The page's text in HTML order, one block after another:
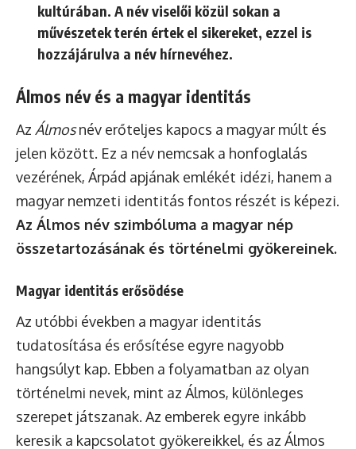
kultúrában. A név viselői közül sokan a
művészetek terén értek el sikereket, ezzel is
hozzájárulva a név hírnevéhez.
Álmos név és a magyar identitás
Az Álmosnév erőteljes kapocs a magyar múlt és
jelen között. Ez a név nemcsak a honfoglalás
vezérének, Árpád apjának emlékét idézi, hanem a
magyar nemzeti identitás fontos részét is képezi.
Az Álmos név szimbóluma a magyar nép
összetartozásának és történelmi gyökereinek.
Magyar identitás erősödése
Az utóbbi években a magyar identitás
tudatosítása és erősítése egyre nagyobb
hangsúlyt kap. Ebben a folyamatban az olyan
történelmi nevek, mint az Álmos, különleges
szerepet játszanak. Az emberek egyre inkább
keresik a kapcsolatot gyökereikkel, és az Álmos